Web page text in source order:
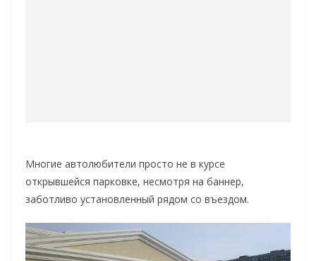
Многие автолюбители просто не в курсе
открывшейся парковке, несмотря на баннер,
заботливо установленный рядом со въездом.